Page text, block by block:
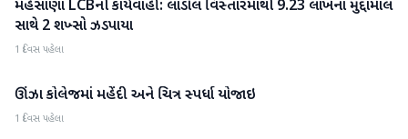
મહેસાણા
મહેસાણા LCBની કાર્યવાહી: લાડોલ વિસ્તારમાંથી 9.23 લાખના મુદ્દામાલ
સાથે 2 શખ્સો ઝડપાયા
1 દિવસ પહેલા
મહેસાણા
ઊંઝા કોલેજમાં મહેંદી અને ચિત્ર સ્પર્ધા યોજાઇ
1 દિવસ પહેલા